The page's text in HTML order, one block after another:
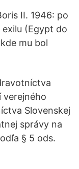
II. 1946: po
(Egypt do
mu bol
verejného
Slovenskej
správy na
§ 5 ods.